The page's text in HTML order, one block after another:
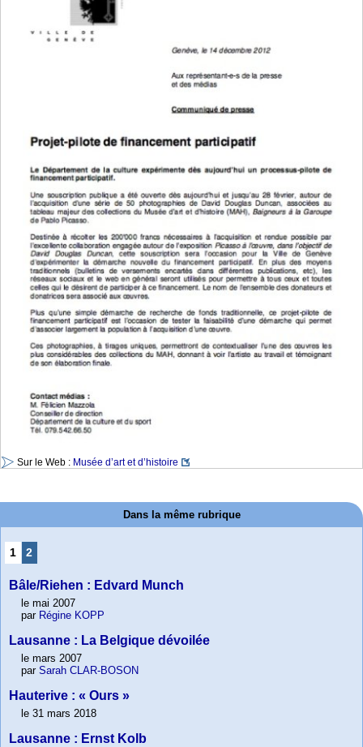
Sur le Web : Musée d’art et d’histoire
Dans la même rubrique
1 2
Bâle/Riehen : Edvard Munch
le mai 2007
par Régine KOPP
Lausanne : La Belgique dévoilée
le mars 2007
par Sarah CLAR-BOSON
Hauterive : « Ours »
le 31 mars 2018
Lausanne : Ernst Kolb